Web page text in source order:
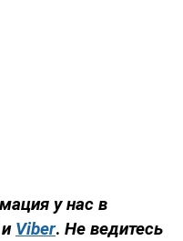
у нас в
Viber. Не ведитесь